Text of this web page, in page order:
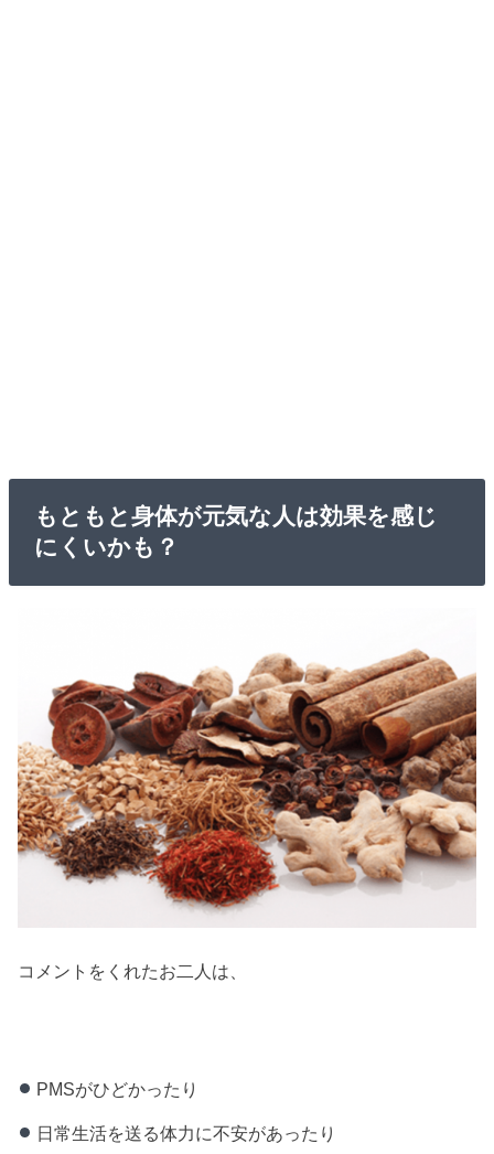
もともと身体が元気な人は効果を感じ
にくいかも？
コメントをくれたお二人は、
PMSがひどかったり
日常生活を送る体力に不安があったり